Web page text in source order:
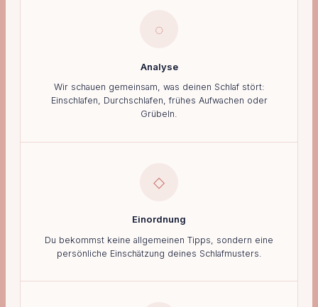
◌
Analyse
Wir schauen gemeinsam, was deinen Schlaf stört:
Einschlafen, Durchschlafen, frühes Aufwachen oder
Grübeln.
◇
Einordnung
Du bekommst keine allgemeinen Tipps, sondern eine
persönliche Einschätzung deines Schlafmusters.